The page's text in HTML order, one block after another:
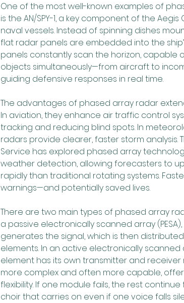
One of the most well-known examples of
is the AN/SPY-1, a key component of the
naval vessels. Instead of spinning dishes
flat radar panels are embedded into the
panels constantly scan the horizon, capable
objects simultaneously—from aircraft to
guiding defensive responses in real time.
The advantages of phased array radar
In aviation, they enhance air traffic control
tracking and reducing blind spots. In
radars provide clearer, faster storm analysis.
Service has explored phased array
weather detection, allowing forecasters to
rapidly than traditional rotating systems.
warnings—and potentially saved lives.
There are two main types of phased array
a passive electronically scanned array
generates the signal, which is then
elements. In an active electronically scanned
element has its own transmitter and receiver
more complex and often more capable,
flexibility. If one module fails, the rest
choir that carries on even if one voice falls